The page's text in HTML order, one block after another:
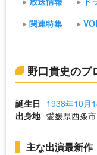
関連特集
野口貴史のプ
誕生日 1938年10月
出身地 愛媛県西条市
主な出演最新作